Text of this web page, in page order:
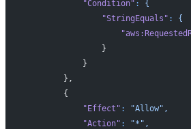
            "Condition"
:
{
                "StringEquals"
:
{
                }
            }
        },
        {
            "Effect"
:
"Allow",
            "Action"
:
"*",